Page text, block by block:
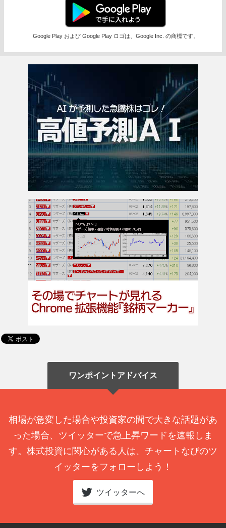
Google Play および Google Play ロゴは、Google Inc. の商標です。
ワンポイントアドバイス
相場が急変した場合や投資家の間で大きな話題があ
った場合、ツイッターで急上昇ワードを速報しま
す。株式投資に関心がある人は、チャートなびのツ
イッターをフォローしよう！
ツイッターへ